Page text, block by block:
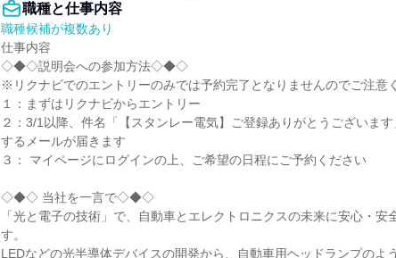
職種と仕事内容
職種候補が複数あり
仕事内容
◇◆◇説明会への参加方法◇◆◇
※リクナビでのエントリーのみでは予約完了となりませんのでご注意
１：まずはリクナビからエントリー
２：3/1以降、件名「【スタンレー電気】ご登録ありがとうございま
するメールが届きます
３： マイページにログインの上、ご希望の日程にご予約ください
◇◆◇ 当社を一言で◇◆◇
「光と電子の技術」で、自動車とエレクトロニクスの未来に安心・
す。
LEDなどの光半導体デバイスの開発から、自動車用ヘッドランプのよ